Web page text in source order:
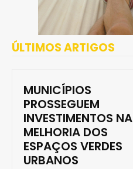
ÚLTIMOS ARTIGOS
MUNICÍPIOS
PROSSEGUEM
INVESTIMENTOS NA
MELHORIA DOS
ESPAÇOS VERDES
URBANOS